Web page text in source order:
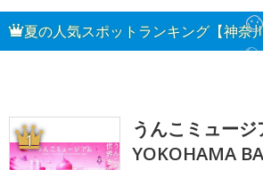
夏の人気スポットランキング【神奈
1
うんこミュージ
YOKOHAMA